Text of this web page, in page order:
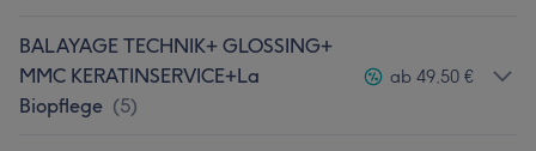
BALAYAGE TECHNIK+ GLOSSING+
MMC KERATINSERVICE+La
Biopflege (5)
ab 49,50 €